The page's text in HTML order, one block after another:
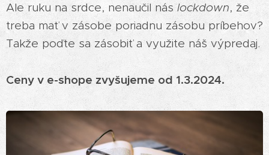
Ale ruku na srdce, nenaučil náslockdown, že
treba mať v zásobe poriadnu zásobu príbehov?
Takže poďte sa zásobiť a využite náš výpredaj.
Ceny v e-shope zvyšujeme od 1.3.2024.